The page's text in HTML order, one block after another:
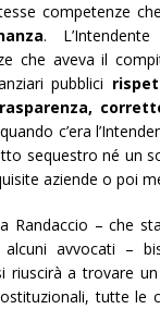
competenze
.
che aveva il
pubblici
c’era
sequestro né un
aziende o poi
Randaccio – che
avvocati –
riuscirà a trovare
tutte le